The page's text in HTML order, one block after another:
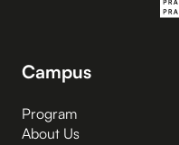
Campus
Program
About Us